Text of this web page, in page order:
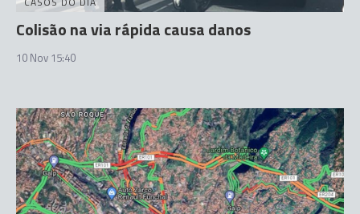
Colisão na via rápida causa danos
10 Nov 15:40